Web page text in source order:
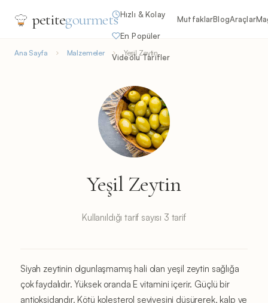
petitegourmets Hızlı & Kolay
En Popüler
Videolu Tarifler
MutfaklarBlogAraçlar
Ana Sayfa Malzemeler Yeşil Zeytin
Yeşil Zeytin
Kullanıldığı tarif sayısı 3 tarif
Siyah zeytinin olgunlaşmamış hali olan yeşil zeytin sağlığa
çok faydalıdır. Yüksek oranda E vitamini içerir. Güçlü bir
antioksidandır. Kötü kolesterol seviyesini düşürerek, kalp ve